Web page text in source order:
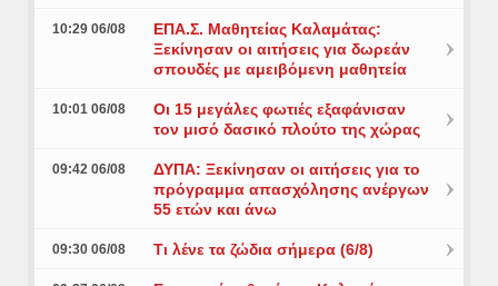
10:29 06/08
ΕΠΑ.Σ. Μαθητείας Καλαμάτας:
Ξεκίνησαν οι αιτήσεις για δωρεάν
σπουδές με αμειβόμενη μαθητεία
10:01 06/08
Οι 15 μεγάλες φωτιές εξαφάνισαν
τον μισό δασικό πλούτο της χώρας
09:42 06/08
ΔΥΠΑ: Ξεκίνησαν οι αιτήσεις για το
πρόγραμμα απασχόλησης ανέργων
55 ετών και άνω
09:30 06/08 Τι λένε τα ζώδια σήμερα (6/8)